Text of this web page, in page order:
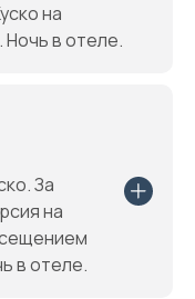
на
в отеле.
За
на
в отеле.